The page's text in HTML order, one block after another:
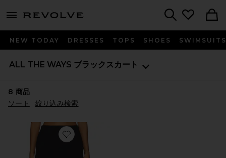
menu - shows more content
NEW TODAY DRESSES TOPS SHOES SWIMSUITS
ALL THE WAYS ブラックスカート
8 商品
ソート
絞り込み検索
Favorite ALMEDA スカート